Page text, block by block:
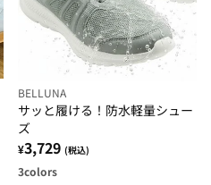
BELLUNA
サッと履ける！防水軽量シュー
ズ
¥3,729 (税込)
3colors